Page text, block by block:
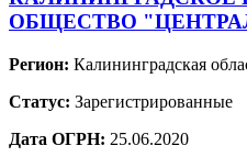
ОБЩЕСТВО
Регион: Калининградская
Статус: Зарегистрированные
Дата ОГРН: 25.06.2020